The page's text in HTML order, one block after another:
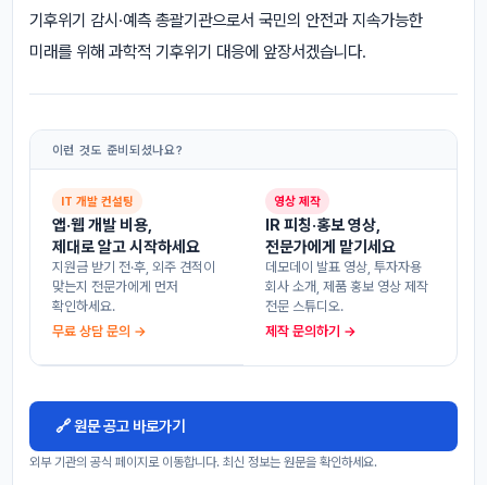
기후위기 감시·예측 총괄기관으로서 국민의 안전과 지속가능한
미래를 위해 과학적 기후위기 대응에 앞장서겠습니다.
이런 것도 준비되셨나요?
IT 개발 컨설팅
앱·웹 개발 비용,
제대로 알고 시작하세요
지원금 받기 전·후, 외주 견적이
맞는지 전문가에게 먼저
확인하세요.
무료 상담 문의 →
영상 제작
IR 피칭·홍보 영상,
전문가에게 맡기세요
데모데이 발표 영상, 투자자용
회사 소개, 제품 홍보 영상 제작
전문 스튜디오.
제작 문의하기 →
🔗 원문 공고 바로가기
외부 기관의 공식 페이지로 이동합니다. 최신 정보는 원문을 확인하세요.